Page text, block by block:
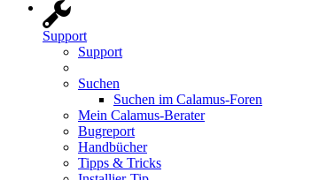
Support
Support
Suchen
Suchen im Calamus-Foren
Mein Calamus-Berater
Bugreport
Handbücher
Tipps & Tricks